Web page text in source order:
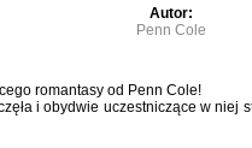
Autor:
Penn Cole
romantasy od Penn Cole!
i obydwie uczestniczące w